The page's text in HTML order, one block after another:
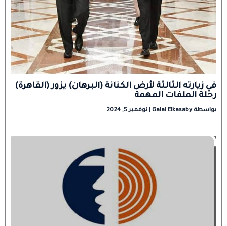
في زيارته الثالثة لأرض الكنانة (البرهان) يزور (القاهرة)
رحلة الملفات المهمة
بواسطة Galal Elkasaby نوفمبر 5, 2024